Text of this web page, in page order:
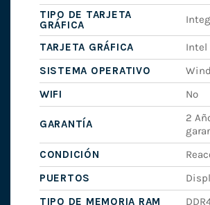
TIPO DE TARJETA
GRÁFICA
TARJETA GRÁFICA
Intel
SISTEMA OPERATIVO
WIFI
No
GARANTÍA
2
CONDICIÓN
PUERTOS
TIPO DE MEMORIA RAM